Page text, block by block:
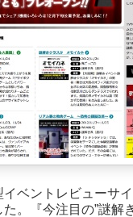
ベントレビューサイ
。『今注目の”謎解